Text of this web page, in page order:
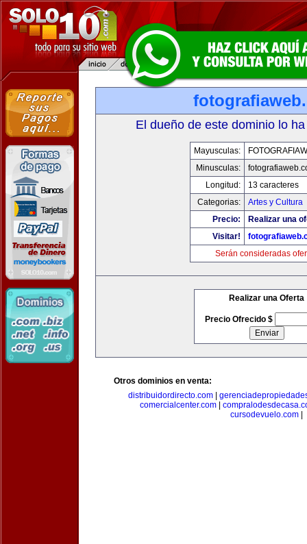
El dueño de este dominio lo
Mayusculas:
Minusculas:
Longitud:
13 caracteres
Categorias:
Artes y Cultura
Precio:
Realizar una
Visitar!
Serán consideradas
Realizar una Oferta
Precio Ofrecido $
Otros dominios en venta:
distribuidordirecto.com|
comercialcenter.com
cursodevuelo.com